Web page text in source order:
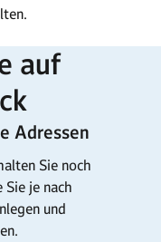
auf
Adressen
Sie noch
Sie je nach
und